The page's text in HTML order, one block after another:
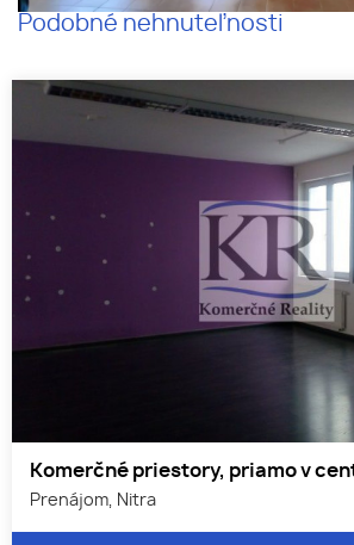
Podobné nehnuteľnosti
Komerčné priestory, priamo v
Prenájom, Nitra